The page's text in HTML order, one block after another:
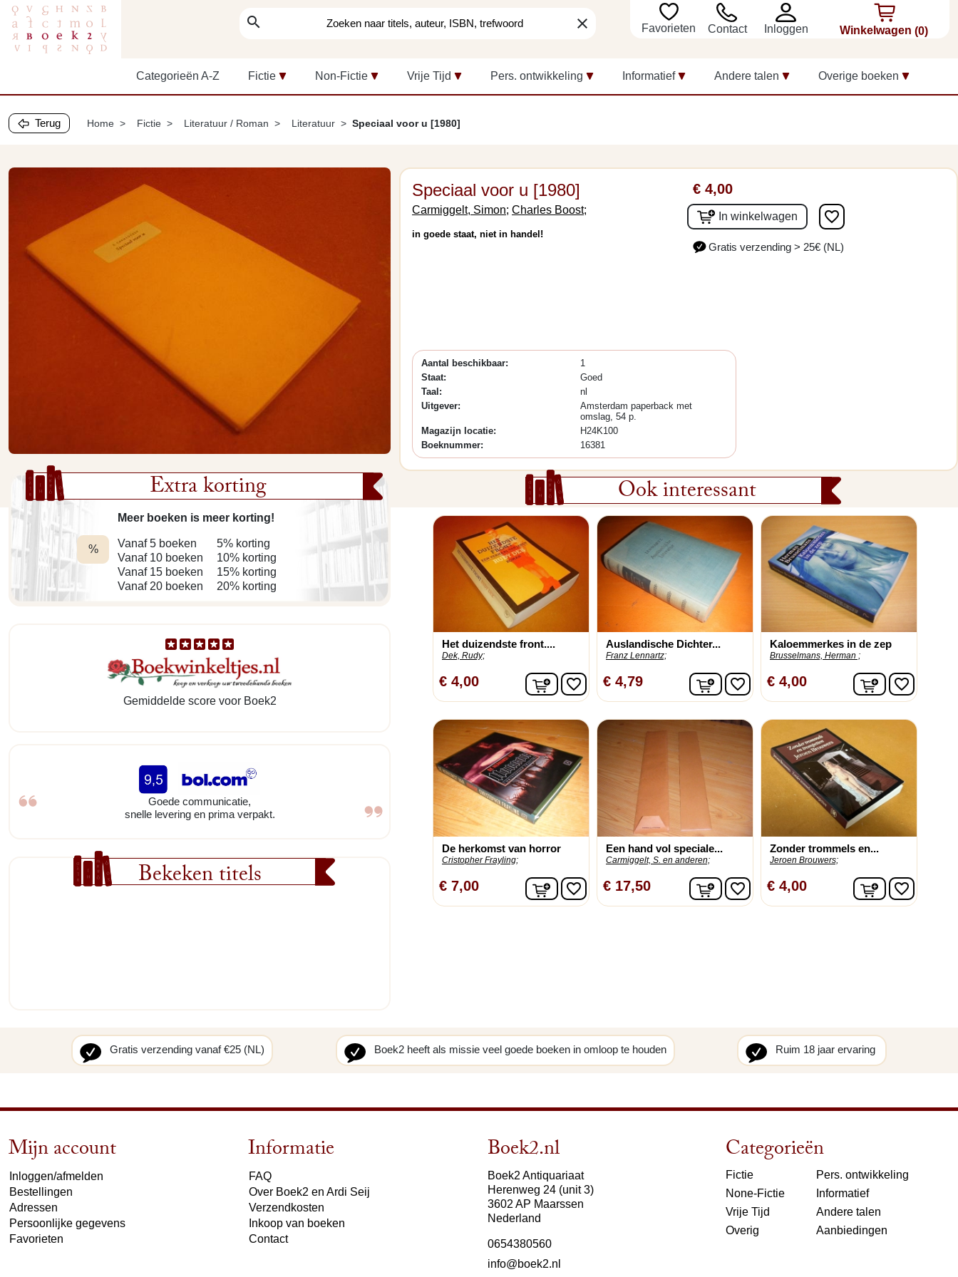
search clear Favorieten Contact Inloggen Winkelwagen (0)
Categorieën A-Z Fictie Non-Fictie Vrije Tijd Pers. ontwikkeling Informatief Andere talen Overige boeken
Terug Home Fictie Literatuur / Roman Literatuur Speciaal voor u [1980]
Speciaal voor u [1980]
Carmiggelt, Simon; Charles Boost;
in goede staat, niet in handel!
€ 4,00
In winkelwagen favorite_border
Gratis verzending > 25€ (NL)
Aantal beschikbaar:
1
Staat:
Goed
Taal:
nl
Uitgever:
Amsterdam paperback met
omslag, 54 p.
Magazijn locatie:
H24K100
Boeknummer:
16381
Extra korting
%
Meer boeken is meer korting!
Vanaf 5 boeken
Vanaf 10 boeken
Vanaf 15 boeken
Vanaf 20 boeken
5% korting
10% korting
15% korting
20% korting
Gemiddelde score voor Boek2
Goede communicatie,
snelle levering en prima verpakt.
Bekeken titels
Ook interessant
Het duizendste front....
Dek, Rudy;
€ 4,00 In winkelwagen
favorite_border
Auslandische Dichter...
Franz Lennartz;
€ 4,79 In winkelwagen
favorite_border
Kaloemmerkes in de zep
Brusselmans, Herman ;
€ 4,00 Infavorite_border
De herkomst van horror
Cristopher Frayling;
€ 7,00 In winkelwagen
favorite_border
Een hand vol speciale...
Carmiggelt, S. en anderen;
€ 17,50 In winkelwagen
favorite_border
Zonder trommels en...
Jeroen Brouwers;
€ 4,00 Infavorite_border
Gratis verzending vanaf €25 (NL) Boek2 heeft als missie veel goede boeken in omloop te houden Ruim 18 jaar ervaring
Mijn account
Inloggen/afmelden
Bestellingen
Adressen
Persoonlijke gegevens
Favorieten
Informatie
FAQ
Over Boek2 en Ardi Seij
Verzendkosten
Inkoop van boeken
Contact
Boek2.nl
Boek2 Antiquariaat
Herenweg 24 (unit 3)
3602 AP Maarssen
Nederland
0654380560
info@boek2.nl
Categorieën
Fictie
None-Fictie
Vrije Tijd
Overig
Pers. ontwikkeling
Informatief
Andere talen
Aanbiedingen